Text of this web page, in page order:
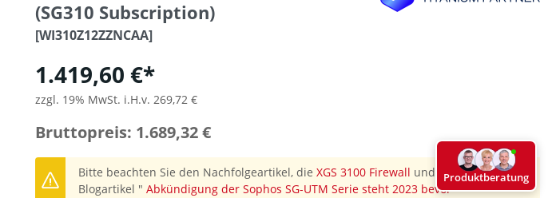
(SG310 Subscription)
[WI310Z12ZZNCAA]
1.419,60 €*
zzgl. 19% MwSt. i.H.v. 269,72 €
Bruttopreis: 1.689,32 €
Bitte beachten Sie den Nachfolgeartikel, die XGS 3100 Firewall und diesen
Blogartikel " Abkündigung der Sophos SG-UTM Serie steht 2023 bevor"
Produktberatung